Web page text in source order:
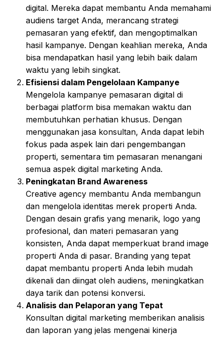
digital. Mereka dapat membantu Anda memahami
audiens target Anda, merancang strategi
pemasaran yang efektif, dan mengoptimalkan
hasil kampanye. Dengan keahlian mereka, Anda
bisa mendapatkan hasil yang lebih baik dalam
waktu yang lebih singkat.
Efisiensi dalam Pengelolaan Kampanye
Mengelola kampanye pemasaran digital di
berbagai platform bisa memakan waktu dan
membutuhkan perhatian khusus. Dengan
menggunakan jasa konsultan, Anda dapat lebih
fokus pada aspek lain dari pengembangan
properti, sementara tim pemasaran menangani
semua aspek digital marketing Anda.
Peningkatan Brand Awareness
Creative agency membantu Anda membangun
dan mengelola identitas merek properti Anda.
Dengan desain grafis yang menarik, logo yang
profesional, dan materi pemasaran yang
konsisten, Anda dapat memperkuat brand image
properti Anda di pasar. Branding yang tepat
dapat membantu properti Anda lebih mudah
dikenali dan diingat oleh audiens, meningkatkan
daya tarik dan potensi konversi.
Analisis dan Pelaporan yang Tepat
Konsultan digital marketing memberikan analisis
dan laporan yang jelas mengenai kinerja